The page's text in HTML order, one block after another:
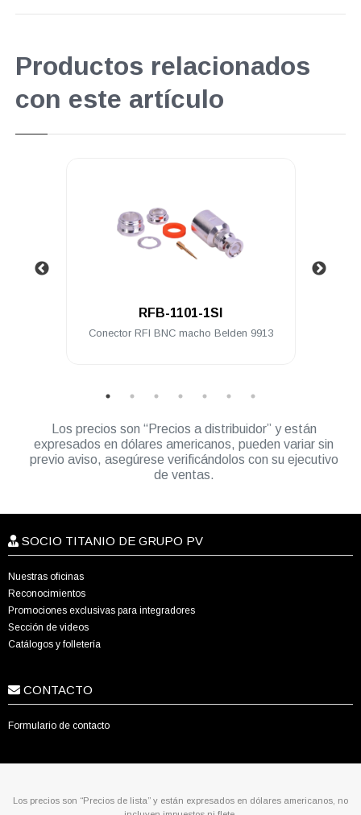
Productos relacionados
con este artículo
RFB-1101-1SI
Conector RFI BNC macho Belden 9913
Los precios son “Precios a distribuidor” y están
expresados en dólares americanos, pueden variar sin
previo aviso, asegúrese verificándolos con su ejecutivo
de ventas.
SOCIO TITANIO DE GRUPO PV
Nuestras oficinas
Reconocimientos
Promociones exclusivas para integradores
Sección de videos
Catálogos y folletería
CONTACTO
Formulario de contacto
Los precios son “Precios de lista” y están expresados en dólares americanos, no